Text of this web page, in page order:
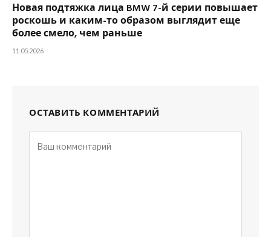
Новая подтяжка лица BMW 7-й серии повышает
роскошь и каким-то образом выглядит еще
более смело, чем раньше
11.05.2026
ОСТАВИТЬ КОММЕНТАРИЙ